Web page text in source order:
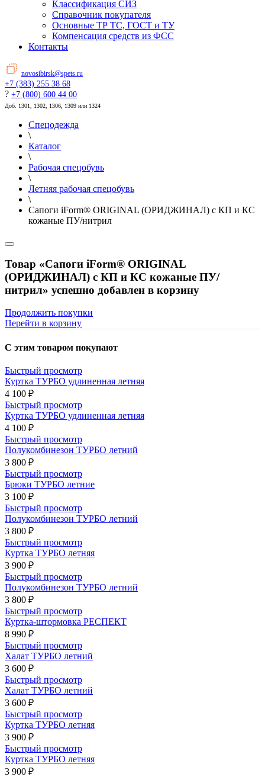
Классификация СИЗ
Справочник покупателя
Основные ТР ТС, ГОСТ и ТУ
Компенсация средств из ФСС
Контакты
novosibirsk@spets.ru
+7 (383) 255 38 68
? +7 (800) 600 44 00
Доб. 1301, 1302, 1306, 1309 или 1324
Спецодежда
\
Каталог
\
Рабочая спецобувь
\
Летняя рабочая спецобувь
\
Сапоги iForm® ORIGINAL (ОРИДЖИНАЛ) с КП и КС
кожаные ПУ/нитрил
Товар «Сапоги iForm® ORIGINAL
(ОРИДЖИНАЛ) с КП и КС кожаные ПУ/
нитрил» успешно добавлен в корзину
Продолжить покупки
Перейти в корзину
С этим товаром покупают
Быстрый просмотр
Куртка ТУРБО удлиненная летняя
4 100 ₽
Быстрый просмотр
Куртка ТУРБО удлиненная летняя
4 100 ₽
Быстрый просмотр
Полукомбинезон ТУРБО летний
3 800 ₽
Быстрый просмотр
Брюки ТУРБО летние
3 100 ₽
Быстрый просмотр
Полукомбинезон ТУРБО летний
3 800 ₽
Быстрый просмотр
Куртка ТУРБО летняя
3 900 ₽
Быстрый просмотр
Полукомбинезон ТУРБО летний
3 800 ₽
Быстрый просмотр
Куртка-штормовка РЕСПЕКТ
8 990 ₽
Быстрый просмотр
Халат ТУРБО летний
3 600 ₽
Быстрый просмотр
Халат ТУРБО летний
3 600 ₽
Быстрый просмотр
Куртка ТУРБО летняя
3 900 ₽
Быстрый просмотр
Куртка ТУРБО летняя
3 900 ₽